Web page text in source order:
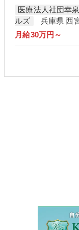
医療法人社団幸
ルズ
兵庫県 西
月給30万円～